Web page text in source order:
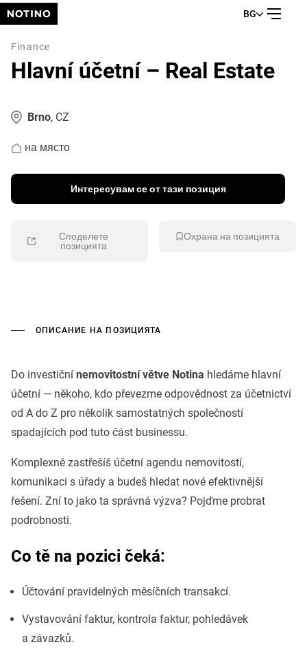
BG
НОВА ПОЗИЦИЯ
Finance
Hlavní účetní – Real Estate
Brno, CZ
на място
Интересувам се от тази позиция
Споделете
позицията
Охрана на позицията
ОПИСАНИЕ НА ПОЗИЦИЯТА
Do investiční nemovitostní větve Notina hledáme hlavní
účetní — někoho, kdo převezme odpovědnost za účetnictví
od A do Z pro několik samostatných společností
spadajících pod tuto část businessu.
Komplexně zastřešíš účetní agendu nemovitostí,
komunikaci s úřady a budeš hledat nové efektivnější
řešení. Zní to jako ta správná výzva? Pojďme probrat
podrobnosti.
Co tě na pozici čeká:
Účtování pravidelných měsíčních transakcí.
Vystavování faktur, kontrola faktur, pohledávek
a závazků.